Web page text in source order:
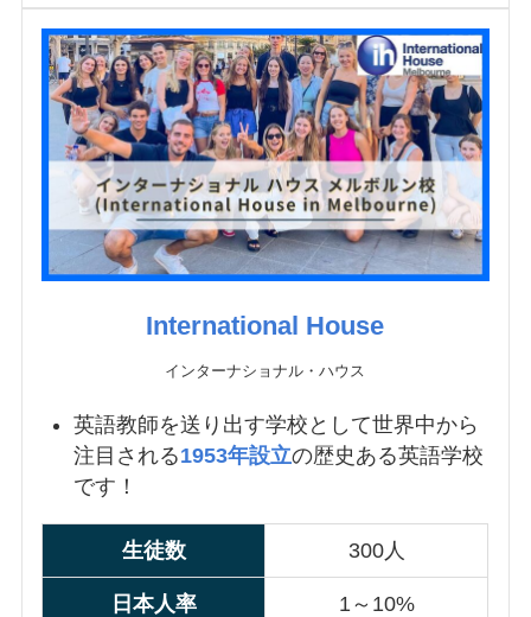
International House
インターナショナル・ハウス
英語教師を送り出す学校として世界中から
注目される1953年設立の歴史ある英語学校
です！
生徒数 300人
日本人率 1～10%